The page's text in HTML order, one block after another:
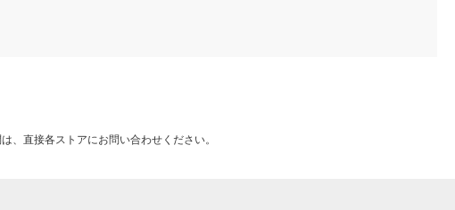
、直接各ストアにお問い合わせください。